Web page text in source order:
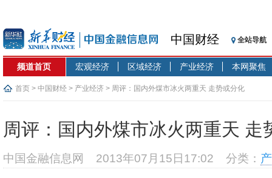
中国财经 全站导航
频道首页 宏观经济 区域经济 产业经济 本网聚焦
首页 > 中国财经 > 产业经济 > 周评：国内外煤市冰火两重天 走势或分化
周评：国内外煤市冰火两重天 走
中国金融信息网 2013年07月15日17:02 分类：